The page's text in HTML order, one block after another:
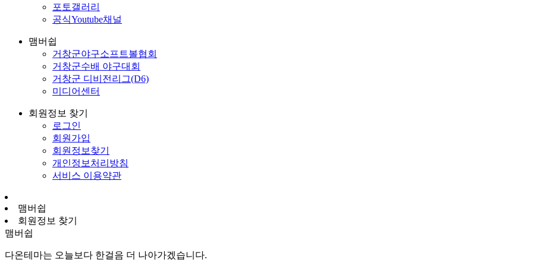
포토갤러리
공식Youtube채널
맴버쉽
거창군야구소프트볼협회
거창군수배 야구대회
거창군 디비전리그(D6)
미디어센터
회원정보 찾기
로그인
회원가입
회원정보찾기
개인정보처리방침
서비스 이용약관
맴버쉽
회원정보 찾기
맴버쉽
다온테마는 오늘보다 한걸음 더 나아가겠습니다.